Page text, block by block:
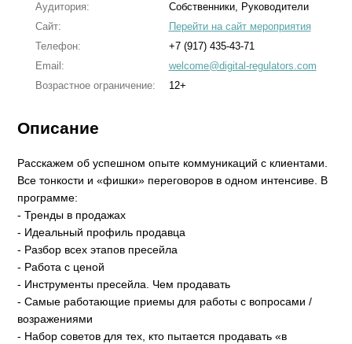
Аудитория:
Собственники, Руководители
Сайт:
Перейти на сайт мероприятия
Телефон:
+7 (917) 435-43-71
Email:
welcome@digital-regulators.com
Возрастное ограничение:
12+
Описание
Расскажем об успешном опыте коммуникаций с клиентами.
Все тонкости и «фишки» переговоров в одном интенсиве. В
программе:
- Тренды в продажах
- Идеальный профиль продавца
- Разбор всех этапов пресейла
- Работа с ценой
- Инструменты пресейла. Чем продавать
- Самые работающие приемы для работы с вопросами /
возражениями
- Набор советов для тех, кто пытается продавать «в